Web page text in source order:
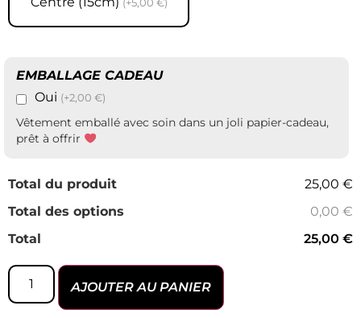
(+5,00 €)
EMBALLAGE CADEAU
Oui (+2,00 €)
Vêtement emballé avec soin dans un joli papier-cadeau,
prêt à offrir
Total du produit
25,00 €
Total des options
0,00 €
Total
25,00 €
AJOUTER AU PANIER